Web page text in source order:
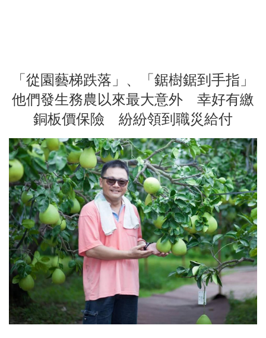
「從園藝梯跌落」、「鋸樹鋸到手指」
他們發生務農以來最大意外 幸好有繳
銅板價保險 紛紛領到職災給付